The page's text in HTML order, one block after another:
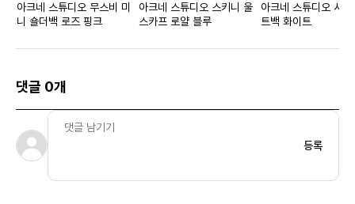
아크네 스튜디오 무스비 미
니 숄더백 로즈 핑크
아크네 스튜디오 스키니 울
스카프 로얄 블루
아크네 스튜디오 샤
트백 화이트
댓글 0개
등록